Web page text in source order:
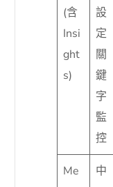
(含
Insi
ght
s)
設
定
關
鍵
字
監
控
Me
中